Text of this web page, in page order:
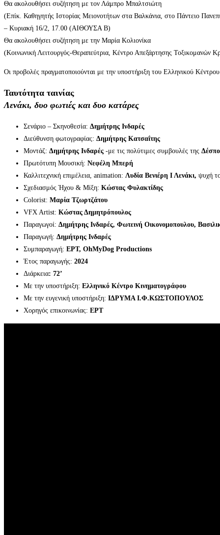
Θα ακολουθήσει συζήτηση με τον Λάμπρο Μπαλτσιώτη
(Επίκ. Καθηγητής Ιστορίας Μειονοτήτων στα Βαλκάνια, στο Πάντειο
– Κυριακή 16/2, 17.00 (ΑΙΘΟΥΣΑ Β)
Θα ακολουθήσει συζήτηση με την Μαρία Κολιονίκα
(Κοινωνική Λειτουργός-Θεραπεύτρια, Κέντρο Απεξάρτησης Τοξικομανών
Οι προβολές πραγματοποιούνται με την υποστήριξη του Ελληνικού
Ταυτότητα ταινίας
Λενάκι, δυο φωτιές και δυο κατάρες
Σενάριο – Σκηνοθεσία: Δημήτρης Ινδαρές
Διεύθυνση φωτογραφίας: Δημήτρης Κατσαΐτης
Μοντάζ: Δημήτρης Ινδαρές -με τις πολύτιμες συμβουλές της
Πρωτότυπη Μουσική: Νεφέλη Μπερή
Καλλιτεχνική επιμέλεια, animation: Λυδία Βενιέρη Ι Λενάκι, ψυχή
Σχεδιασμός Ήχου & Μίξη: Κώστας Φυλακτίδης
Colorist: Μαρία Τζωρτζάτου
VFX Artist: Κώστας Δημητρόπουλος
Παραγωγοί: Δημήτρης Ινδαρές, Φωτεινή Οικονομοπουλου,
Παραγωγή: Δημήτρης Ινδαρές
Συμπαραγωγή: ΕΡΤ, ΟhMyDog Productions
Έτος παραγωγής: 2024
Διάρκεια: 72’
Με την υποστήριξη: Ελληνικό Κέντρο Κινηματογράφου
Με την ευγενική υποστήριξη: ΙΔΡΥΜΑ Ι.Φ.ΚΩΣΤΟΠΟΥΛΟΣ
Χορηγός επικοινωνίας: ΕΡΤ